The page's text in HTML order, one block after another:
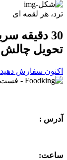
ترد، هر لقمه ای
30 دقیقه سریع
تحویل چالش
اکنون سفارش دهید
آدرس :
ساعت: